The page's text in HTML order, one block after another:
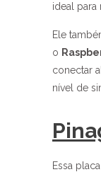
ideal para
Ele
o
conectar
nível de
Essa